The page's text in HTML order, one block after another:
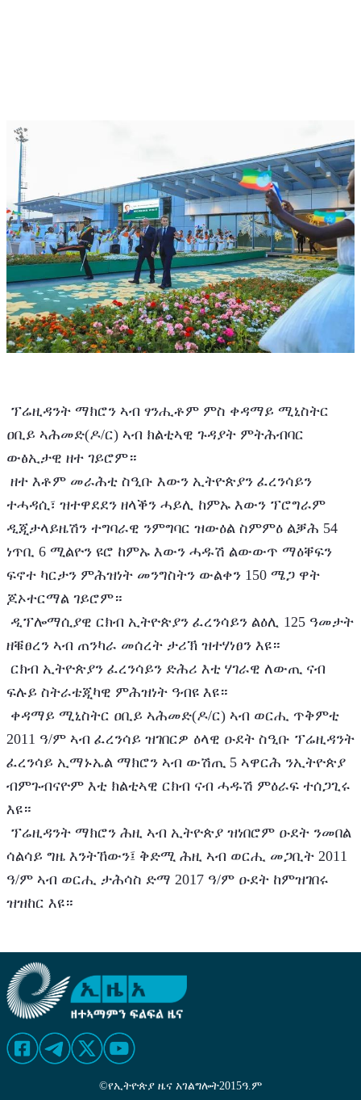
ዐቢይ ኣሕመድ(ዶ/ር) ኣብ ክልቲኣዊ ጉዳያት ምትሕብባር
ውፅኢታዊ ዘተ ገይሮም።
ተሓዳሲ፣ ዝተዋደደን ዘላቕን ሓይሊ ከምኡ እውን ፕሮግራም
ዲጂታላይዜሽን ተግባራዊ ንምግባር ዝውዕል ስምምዕ ልቓሕ 54
ነጥቢ 6 ሚልዮን ዩሮ ከምኡ እውን ሓዱሽ ልውውጥ ማዕቐፍን
ፍኖተ ካርታን ምሕዝነት መንግስትን ውልቀን 150 ሜጋ ዋት
ጆኦተርማል ገይሮም።
ዘቑፀረን ኣብ ጠንካራ መሰረት ታሪኽ ዝተሃነፀን እዩ።
ፍሉይ ስትራቴጂካዊ ምሕዝነት ዓብዩ እዩ።
2011 ዓ/ም ኣብ ፈረንሳይ ዝገበርዎ ዕላዊ ዑደት ስዒቡ ፕሬዚዳንት
ፈረንሳይ ኢማኑኤል ማክሮን ኣብ ውሽጢ 5 ኣዋርሕ ንኢትዮጵያ
ብምጉብናዮም እቲ ክልቲኣዊ ርክብ ናብ ሓዱሽ ምዕራፍ ተሰጋጊሩ
እዩ።
ሳልሳይ ግዜ እንትኸውን፤ ቅድሚ ሕዚ ኣብ ወርሒ መጋቢት 2011
ዓ/ም ኣብ ወርሒ ታሕሳስ ድማ 2017 ዓ/ም ዑደት ከምዝገበሩ
ዝዝከር እዩ።
©የኢትዮጵያ ዜና አገልግሎት2015ዓ.ም